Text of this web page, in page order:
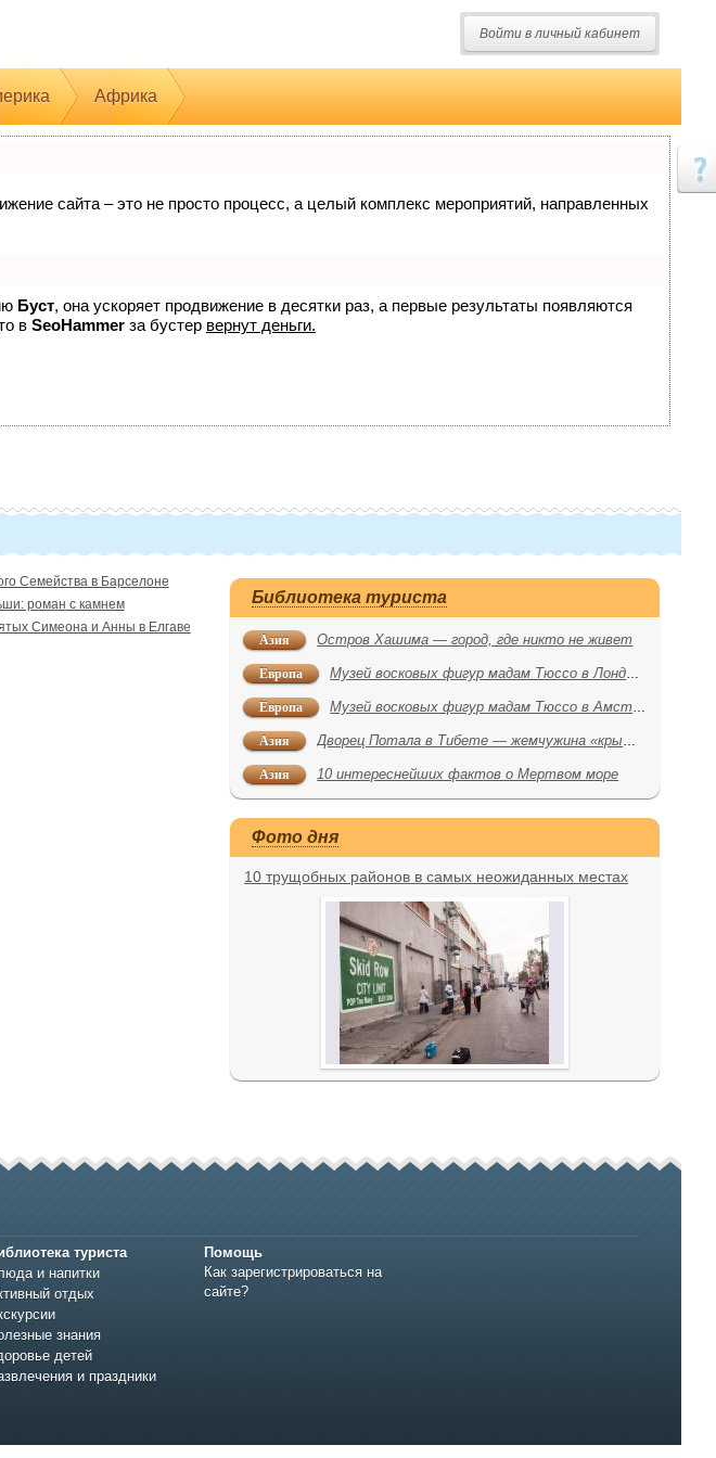
Войти в личный кабинет
Африка
сайта – это не просто процесс, а целый комплекс мероприятий, направленных
Буст, она ускоряет продвижение в десятки раз, а первые результаты появляются
в SeoHammer за бустер вернут деньги.
Семейства в Барселоне
роман с камнем
Симеона и Анны в Елгаве
Библиотека туриста
Азия Остров Хашима — город, где никто не живет
Европа Музей восковых фигур мадам Тюссо в Лондоне
Европа Музей восковых фигур мадам Тюссо в Амстердаме
Азия Дворец Потала в Тибете — жемчужина «крыши мира»
Азия 10 интереснейших фактов о Мертвом море
Фото дня
10 трущобных районов в самых неожиданных местах
туриста
и напитки
отдых
знания
детей
и праздники
Помощь
Как зарегистрироваться на
сайте?